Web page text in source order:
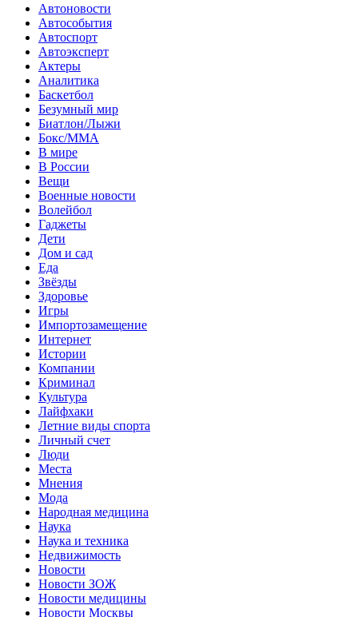
Автоновости
Автособытия
Автоспорт
Автоэксперт
Актеры
Аналитика
Баскетбол
Безумный мир
Биатлон/Лыжи
Бокс/MMA
В мире
В России
Вещи
Военные новости
Волейбол
Гаджеты
Дети
Дом и сад
Еда
Звёзды
Здоровье
Игры
Импортозамещение
Интернет
Истории
Компании
Криминал
Культура
Лайфхаки
Летние виды спорта
Личный счет
Люди
Места
Мнения
Мода
Народная медицина
Наука
Наука и техника
Недвижимость
Новости
Новости ЗОЖ
Новости медицины
Новости Москвы